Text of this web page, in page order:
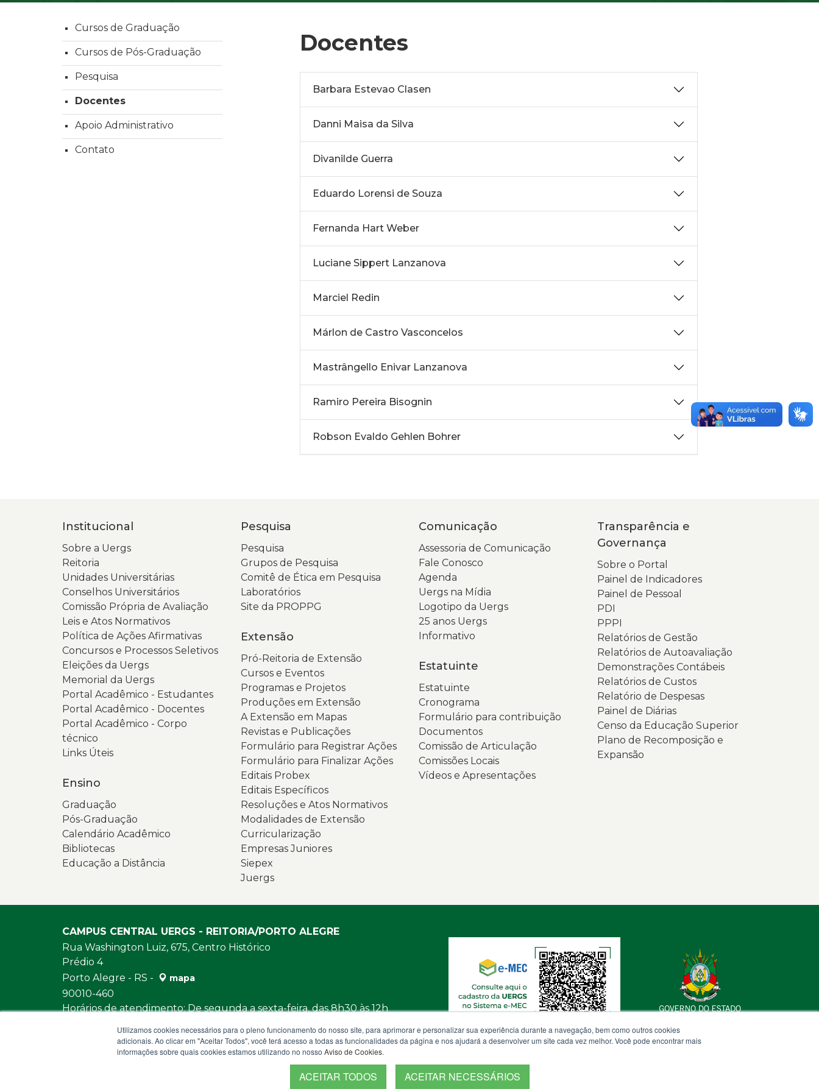
Docentes
Barbara Estevao Clasen
Danni Maisa da Silva
Divanilde Guerra
Eduardo Lorensi de Souza
Fernanda Hart Weber
Luciane Sippert Lanzanova
Marciel Redin
Márlon de Castro Vasconcelos
Mastrângello Enivar Lanzanova
Ramiro Pereira Bisognin
Robson Evaldo Gehlen Bohrer
Cursos de Graduação
Cursos de Pós-Graduação
Pesquisa
Docentes
Apoio Administrativo
Contato
Institucional
Sobre a Uergs
Reitoria
Unidades Universitárias
Conselhos Universitários
Comissão Própria de Avaliação
Leis e Atos Normativos
Política de Ações Afirmativas
Concursos e Processos Seletivos
Eleições da Uergs
Memorial da Uergs
Portal Acadêmico - Estudantes
Portal Acadêmico - Docentes
Portal Acadêmico - Corpo
técnico
Links Úteis
Ensino
Graduação
Pós-Graduação
Calendário Acadêmico
Bibliotecas
Educação a Distância
Pesquisa
Pesquisa
Grupos de Pesquisa
Comitê de Ética em Pesquisa
Laboratórios
Site da PROPPG
Extensão
Pró-Reitoria de Extensão
Cursos e Eventos
Programas e Projetos
Produções em Extensão
A Extensão em Mapas
Revistas e Publicações
Formulário para Registrar Ações
Formulário para Finalizar Ações
Editais Probex
Editais Específicos
Resoluções e Atos Normativos
Modalidades de Extensão
Curricularização
Empresas Juniores
Siepex
Juergs
Comunicação
Assessoria de Comunicação
Fale Conosco
Agenda
Uergs na Mídia
Logotipo da Uergs
25 anos Uergs
Informativo
Estatuinte
Estatuinte
Cronograma
Formulário para contribuição
Documentos
Comissão de Articulação
Comissões Locais
Vídeos e Apresentações
Transparência e
Governança
Sobre o Portal
Painel de Indicadores
Painel de Pessoal
PDI
PPPI
Relatórios de Gestão
Relatórios de Autoavaliação
Demonstrações Contábeis
Relatórios de Custos
Relatório de Despesas
Painel de Diárias
Censo da Educação Superior
Plano de Recomposição e
Expansão
CAMPUS CENTRAL UERGS - REITORIA/PORTO ALEGRE
Rua Washington Luiz, 675, Centro Histórico
Prédio 4
Porto Alegre - RS -
mapa
90010-460
Horários de atendimento: De segunda a sexta-feira, das 8h30 às 12h
https://www.uergs.edu.br/fale-conosco
Utilizamos cookies necessários para o pleno funcionamento do nosso site, para aprimorar e personalizar sua experiência durante a navegação, bem como outros cookies
adicionais. Ao clicar em "Aceitar Todos", você terá acesso a todas as funcionalidades da página e nos ajudará a desenvolver um site cada vez melhor. Você pode encontrar mais
informações sobre quais cookies estamos utilizando no nosso Aviso de Cookies.
ACEITAR TODOS ACEITAR NECESSÁRIOS